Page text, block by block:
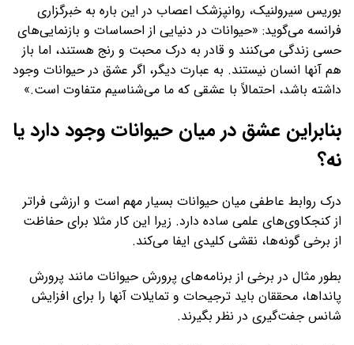
بوریس سیرولنیک، روانپزشک اعصاب در این باره به خبرگزاری
فرانسه می‌گوید: «حیوانات در دنیایی از احساسات و بازنمایی‌های
حسی زندگی می‌کنند و قادر به درک محبت و رنج هستند، اما باز
هم آنها انسان نیستند. به عبارت دیگر، اگر عشق در حیوانات وجود
داشته باشد، احتمالاً با عشقی که ما می‌شناسیم متفاوت است.»
بنابراین عشق در میان حیوانات وجود دارد یا
نه؟
درک روابط عاطفی میان حیوانات بسیار مهم است و ارزشی فراتر
از کنجکاوی‌های علمی ساده دارد. زیرا این کار مثلا برای حفاظت
از برخی گونه‌ها، نقشی کلیدی ایفا می‌کند.
بطور مثال در برخی از برنامه‌های پرورش حیوانات مانند پرورش
پانداها، محققان باید ترجیحات و تمایلات آنها را برای افزایش
شانس جفت‌گیری در نظر بگیرند.